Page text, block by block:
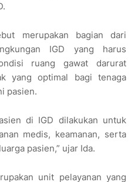
merupakan bagian dari
IGD yang harus
ruang gawat darurat
yang optimal bagi tenaga
pasien.
di IGD dilakukan untuk
medis, keamanan, serta
pasien,” ujar Ida.
unit pelayanan yang